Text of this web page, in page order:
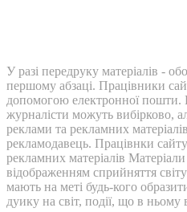
У разі передруку матеріалів -
першому абзаці. Працівники
допомогою електронної пошти.
журналісти можуть вибірково,
реклами та рекламних
рекламодавець. Працівнки
рекламних матеріалів
відображенням сприйняття
мають на меті будь-кого
дуику на світ, події, що в ньому